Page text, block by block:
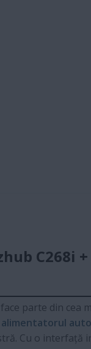
C268i
face parte din cea
alimentatorul
Cu o interfață